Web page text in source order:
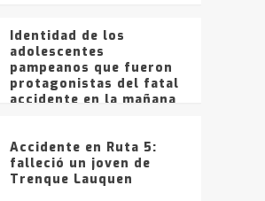
Identidad de los
adolescentes
pampeanos que fueron
protagonistas del fatal
accidente en la mañana
Accidente en Ruta 5:
falleció un joven de
Trenque Lauquen